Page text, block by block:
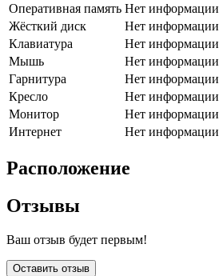
Оперативная память Нет информации
Жёсткий диск
Нет информации
Клавиатура
Нет информации
Мышь
Нет информации
Гарнитура
Нет информации
Кресло
Нет информации
Монитор
Нет информации
Интернет
Нет информации
Расположение
Отзывы
Ваш отзыв будет первым!
Оставить отзыв